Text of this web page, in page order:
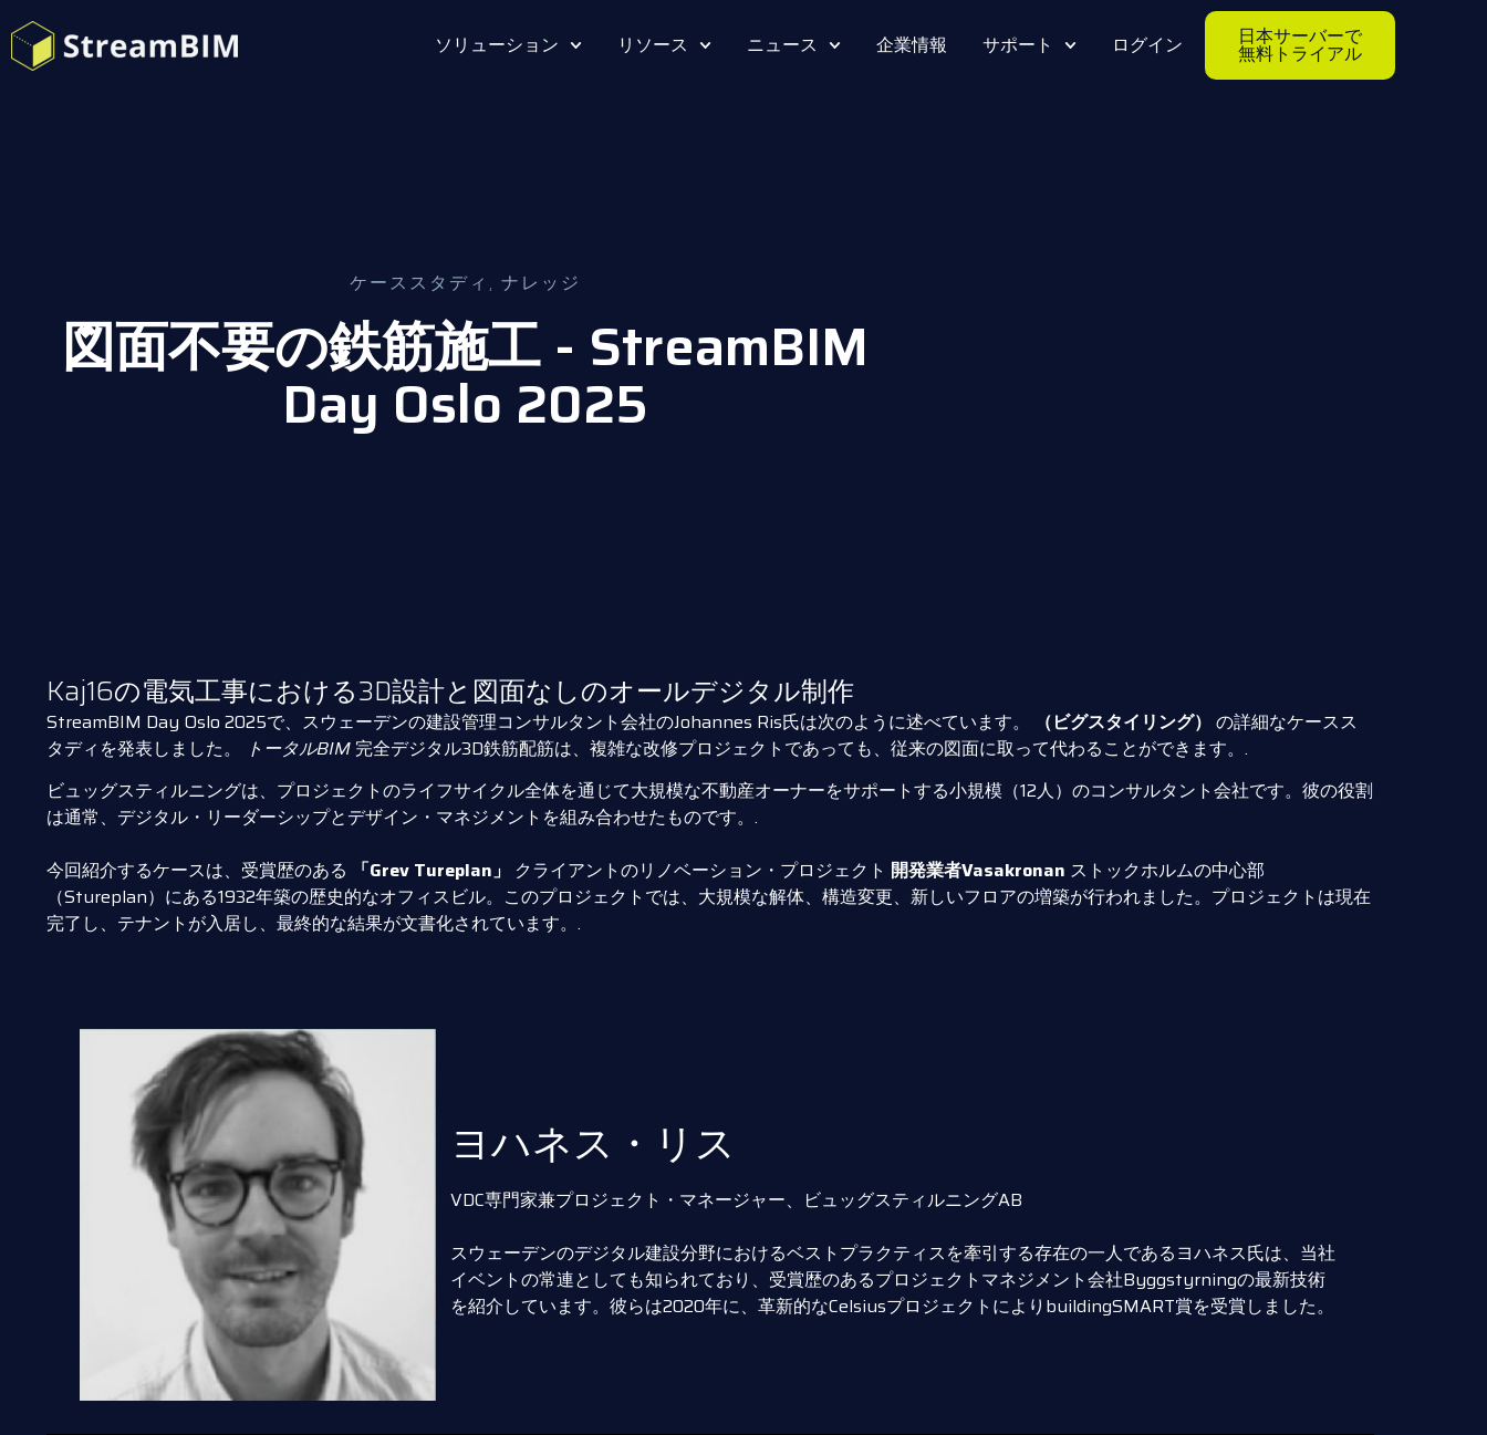
ソリューション リソース ニュース 企業情報 サポート ログイン 日本サーバーで
無料トライアル
ケーススタディ , ナレッジ
図面不要の鉄筋施工 - StreamBIM
Day Oslo 2025
Kaj16の電気工事における3D設計と図面なしのオールデジタル制作
StreamBIM Day Oslo 2025で、スウェーデンの建設管理コンサルタント会社のJohannes Ris氏は次のように述べています。 （ビグスタイリング） の詳細なケースス
タディを発表しました。
トータルBIM 完全デジタル3D鉄筋配筋は、複雑な改修プロジェクトであっても、従来の図面に取って代わることができます。.
ビュッグスティルニングは、プロジェクトのライフサイクル全体を通じて大規模な不動産オーナーをサポートする小規模（12人）のコンサルタント会社です。彼の役割
は通常、デジタル・リーダーシップとデザイン・マネジメントを組み合わせたものです。.
今回紹介するケースは、受賞歴のある 「Grev Tureplan」 クライアントのリノベーション・プロジェクト 開発業者Vasakronan ストックホルムの中心部
（Stureplan）にある1932年築の歴史的なオフィスビル。このプロジェクトでは、大規模な解体、構造変更、新しいフロアの増築が行われました。プロジェクトは現在
完了し、テナントが入居し、最終的な結果が文書化されています。.
ヨハネス・リス
VDC専門家兼プロジェクト・マネージャー、ビュッグスティルニングAB
スウェーデンのデジタル建設分野におけるベストプラクティスを牽引する存在の一人であるヨハネス氏は、当社
イベントの常連としても知られており、受賞歴のあるプロジェクトマネジメント会社Byggstyrningの最新技術
を紹介しています。彼らは2020年に、革新的なCelsiusプロジェクトによりbuildingSMART賞を受賞しました。